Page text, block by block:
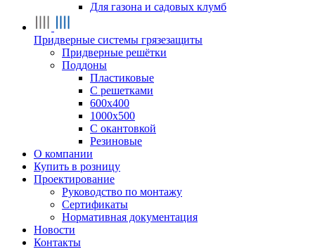
Для газона и садовых клумб
Придверные системы грязезащиты
Придверные решётки
Поддоны
Пластиковые
С решетками
600х400
1000х500
С окантовкой
Резиновые
О компании
Купить в розницу
Проектирование
Руководство по монтажу
Сертификаты
Нормативная документация
Новости
Контакты